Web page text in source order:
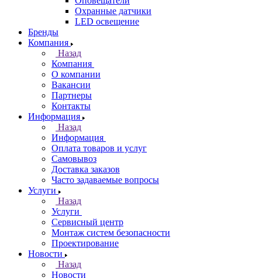
Охранные датчики
LED освещение
Бренды
Компания
Назад
Компания
О компании
Вакансии
Партнеры
Контакты
Информация
Назад
Информация
Оплата товаров и услуг
Самовывоз
Доставка заказов
Часто задаваемые вопросы
Услуги
Назад
Услуги
Сервисный центр
Монтаж систем безопасности
Проектирование
Новости
Назад
Новости